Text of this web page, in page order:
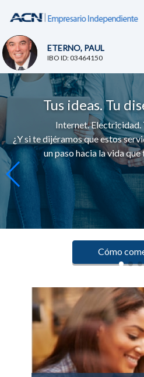
ETERNO, PAUL
IBO ID: 03464150
Tus ideas. Tu
Internet. Electricidad.
¿Y si te dijéramos que estos
un paso hacia la vida
Cómo